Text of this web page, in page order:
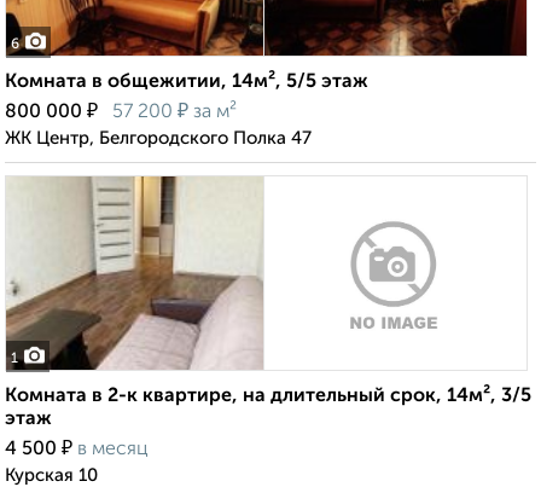
6
Комната в общежитии, 14м², 5/5 этаж
800 000 ₽ 57 200 ₽ за м²
ЖК Центр, Белгородского Полка 47
1
Комната в 2-к квартире, на длительный срок, 14м², 3/5
этаж
4 500 ₽ в месяц
Курская 10